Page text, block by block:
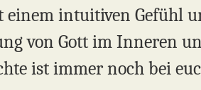
einem intuitiven Gefühl
von Gott im Inneren
ist immer noch bei